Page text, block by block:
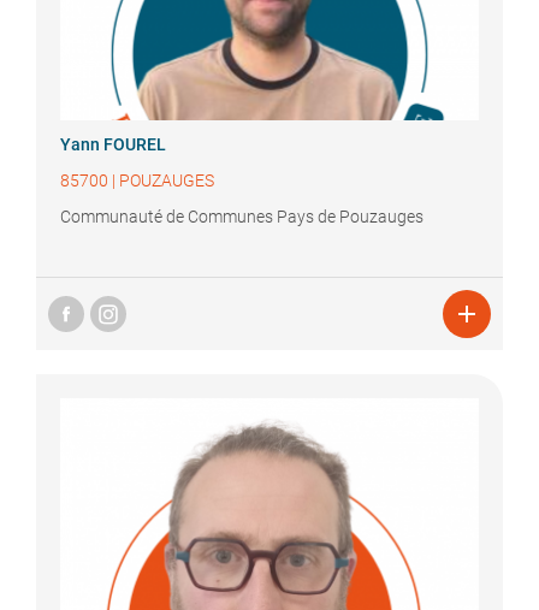
Yann FOUREL
85700 | POUZAUGES
Communauté de Communes Pays de Pouzauges
